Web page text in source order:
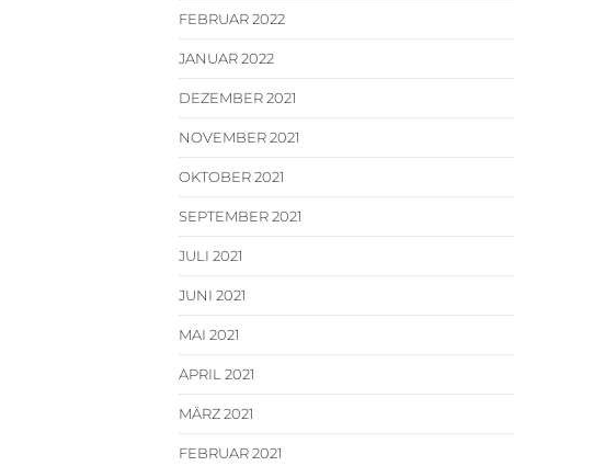
FEBRUAR 2022
JANUAR 2022
DEZEMBER 2021
NOVEMBER 2021
OKTOBER 2021
SEPTEMBER 2021
JULI 2021
JUNI 2021
MAI 2021
APRIL 2021
MÄRZ 2021
FEBRUAR 2021